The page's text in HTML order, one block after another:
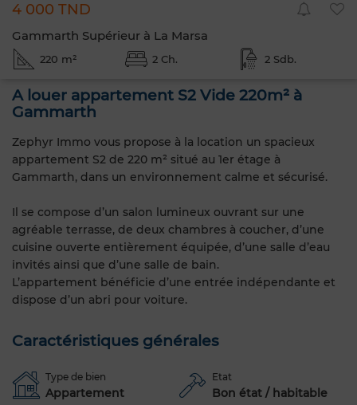
4 000 TND
Gammarth Supérieur à La Marsa
220 m² 2 Ch. 2 Sdb.
A louer appartement S2 Vide 220m² à
Gammarth
Zephyr Immo vous propose à la location un spacieux
appartement S2 de 220 m² situé au 1er étage à
Gammarth, dans un environnement calme et sécurisé.
Il se compose d’un salon lumineux ouvrant sur une
agréable terrasse, de deux chambres à coucher, d’une
cuisine ouverte entièrement équipée, d’une salle d’eau
invités ainsi que d’une salle de bain.
L’appartement bénéficie d’une entrée indépendante et
dispose d’un abri pour voiture.
Caractéristiques générales
Type de bien
Appartement
Etat
Bon état / habitable